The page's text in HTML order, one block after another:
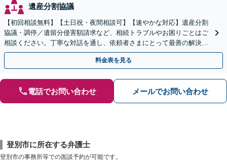
遺産分割協議
【初回相談無料】【土日祝・夜間相談可】【速やかな対応】遺産分割
協議・調停／遺留分侵害額請求など、相続トラブルやお困りごとはご
相談ください。丁寧な対話を通し、依頼者さまにとって最善の解決を
目指します。
料金表を見る
電話でお問い合わせ メールでお問い合わせ
登別市に所在する弁護士
登別市の事務所等での面談予約が可能です。